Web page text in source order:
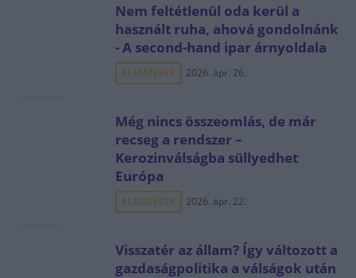
Nem feltétlenül oda kerül a
használt ruha, ahová gondolnánk
- A second-hand ipar árnyoldala
ELEMZÉSEK 2026. ápr. 26.
Még nincs összeomlás, de már
recseg a rendszer –
Kerozinválságba süllyedhet
Európa
ELEMZÉSEK 2026. ápr. 22.
Visszatér az állam? Így változott a
gazdaságpolitika a válságok után